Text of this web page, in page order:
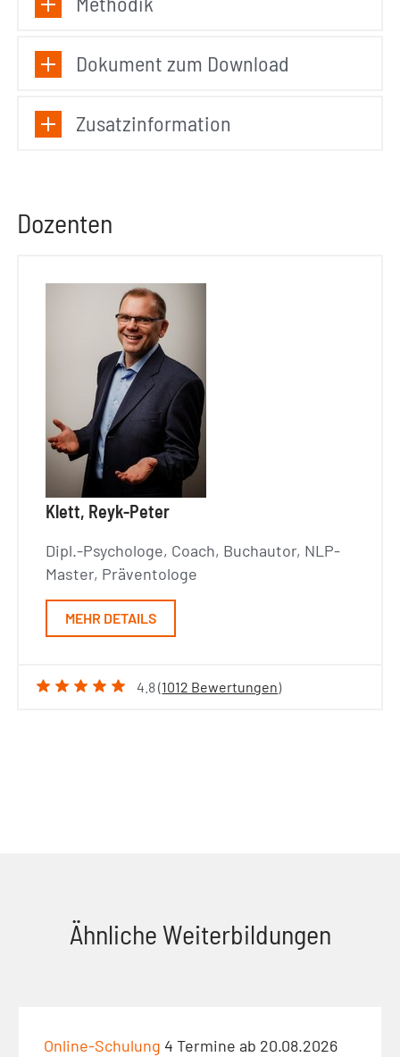
Dokument zum Download
Zusatzinformation
Dozenten
Klett, Reyk-Peter
Dipl.-Psychologe, Coach, Buchautor, NLP-
Master, Präventologe
MEHR DETAILS
4.8 (1012 Bewertungen)
Ähnliche Weiterbildungen
Online-Schulung 4 Termine ab 20.08.2026